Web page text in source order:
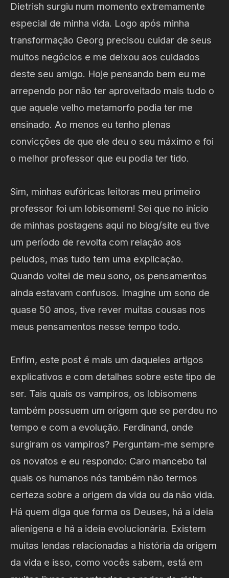
Dietrish surgiu num momento extremamente
especial de minha vida. Logo após minha
transformação Georg precisou cuidar de seus
muitos negócios e me deixou aos cuidados
deste seu amigo. Hoje pensando bem eu me
arrependo por não ter aproveitado mais tudo o
que aquele velho metamorfo podia ter me
ensinado. Ao menos eu tenho plenas
convicções de que ele deu o seu máximo e foi
o melhor professor que eu podia ter tido.
Sim, minhas eufóricas leitoras meu primeiro
professor foi um lobisomem! Sei que no início
de minhas postagens aqui no blog/site eu tive
um período de revolta com relação aos
peludos, mas tudo tem uma explicação.
Quando voltei de meu sono, os pensamentos
ainda estavam confusos. Imagine um sono de
quase 50 anos, tive rever muitas cousas nos
meus pensamentos nesse tempo todo.
Enfim, este post é mais um daqueles artigos
explicativos e com detalhes sobre este tipo de
ser. Tais quais os vampiros, os lobisomens
também possuem um origem que se perdeu no
tempo e com a evolução. Ferdinand, onde
surgiram os vampiros? Perguntam-me sempre
os novatos e eu respondo: Caro mancebo tal
quais os humanos nós também não termos
certeza sobre a origem da vida ou da não vida.
Há quem diga que forma os Deuses, há a ideia
alienígena e há a ideia evolucionária. Existem
muitas lendas relacionadas a história da origem
da vida e isso, como vocês sabem, está em